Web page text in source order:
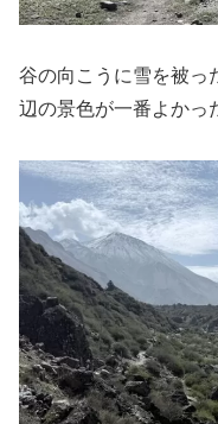
谷の向こうに雪を被っ
辺の景色が一番よかっ